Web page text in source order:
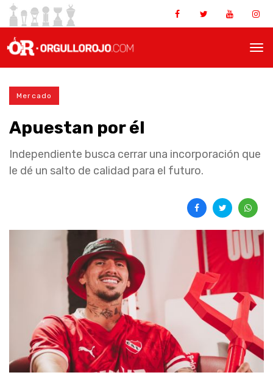
Mercado
Apuestan por él
Independiente busca cerrar una incorporación que
le dé un salto de calidad para el futuro.